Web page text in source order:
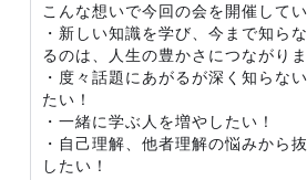
こんな想いで今回の会を開催してい
・新しい知識を学び、今まで知ら
るのは、人生の豊かさにつながりま
・度々話題にあがるが深く知らな
たい！
・一緒に学ぶ人を増やしたい！
・自己理解、他者理解の悩みから
したい！